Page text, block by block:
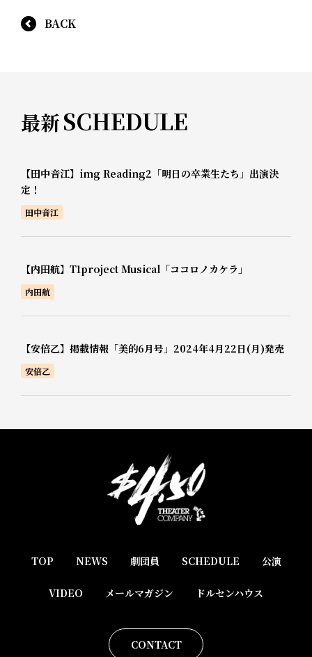
BACK
最新SCHEDULE
【田中音江】img Reading2「明日の卒業生たち」出演決
定！
田中音江
【内田航】T1project Musical「ココロノカケラ」
内田航
【安倍乙】掲載情報「美的6月号」2024年4月22日(月)発売
安倍乙
TOP NEWS 劇団員 SCHEDULE 公演
VIDEO メールマガジン ドルセンハウス
CONTACT